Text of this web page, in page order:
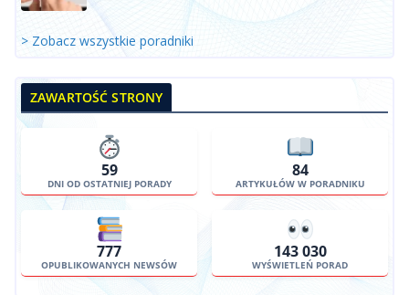
> Zobacz wszystkie poradniki
ZAWARTOŚĆ STRONY
59
DNI OD OSTATNIEJ PORADY
84
ARTYKUŁÓW W PORADNIKU
777
OPUBLIKOWANYCH NEWSÓW
143 030
WYŚWIETLEŃ PORAD